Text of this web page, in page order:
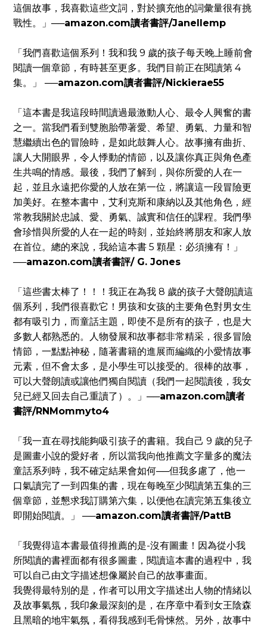
這個故事，我喜歡這些文詞，對於擴充他的詞彙量很有挑
戰性。」 ──amazon.com讀者書評/Janellemp
「我們喜歡這個系列！我和我 9 歲的孩子每天晚上睡前會
閱讀一個章節，有時甚至更多。我們目前正在閱讀第 4
集。」
──amazon.com讀者書評/Nickierae55
「這本書是我這段時間讀過最激動人心、最令人興奮的書
之一。當我們看到雙胞胎帶著愛、希望、勇氣、力量和智
慧繼續出色的冒險時，是如此鼓舞人心。故事擁有曲折、
讓人大開眼界，令人悸動的情節，以及讓你真正與角色產
生共鳴的情感。最後，我們了解到，與你所愛的人在一
起，並且永遠把你愛的人放在第一位，將讓這一段冒險更
加美好。在整本書中，艾利克斯和康納以及其他角色，經
常教我關於忠誠、愛、勇氣、誠實和信任的課程。我們學
會珍惜與所愛的人在一起的時刻，並始終將朋友和家人放
在首位。總的來說，我給這本書 5 顆星：必須擁有！」
──amazon.com讀者書評/ G. Jones
「這些書太棒了！！！我正在為我 8 歲的孩子大聲朗讀這
個系列，我們很喜歡它！男孩和女孩的主要角色對男女生
都有吸引力，而童話主題，即使不是所有的孩子，也是大
多數人都熟悉的。人物發展和故事都非常精采，很多冒險
情節，一點點神秘，隨著書籍的進展而編織的小愛情故事
元素，但不會太多，是小學生可以接受的。很棒的故事，
可以大聲朗讀或讓他們獨自閱讀（我們一起閱讀後，我女
兒已經又回去自己重讀了）。」 ──amazon.com讀者
書評/RNMommyto4
「我一直在尋找能夠吸引孩子的書籍。我自己 9 歲的兒子
是圖畫小說的愛好者，所以當我向他推薦文字量多的魔法
童話系列時，我不確定結果會如何──但我多慮了，他一
口氣讀完了一到四集的書，現在每晚至少閱讀第五集的三
個章節，並懇求我訂購第六集，以便他在讀完第五集後立
即開始閱讀。」 ──amazon.com讀者書評/PattB
「我覺得這本書最值得推薦的是-沒有圖畫！因為從小我
所閱讀的書裡面都有很多圖畫，閱讀這本書的過程中，我
可以自己由文字描述想像屬於自己的故事畫面。
我覺得最特別的是，作者可以用文字描述出人物的情緒以
及故事氣氛，我印象最深刻的是，在序章中看到女王陰森
且黑暗的地牢氣氛，看得我感到毛骨悚然。另外，故事中